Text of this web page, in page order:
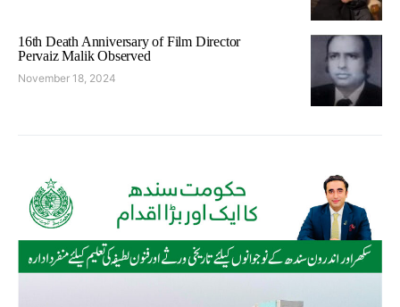
16th Death Anniversary of Film Director
Pervaiz Malik Observed
November 18, 2024